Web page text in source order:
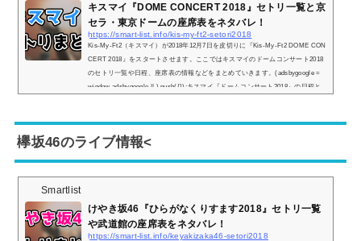
キスマイ『DOME CONCERT 2018』セトリ一覧と京
セラ・東京ドームの座席表をネタバレ！
https://smart-list.info/kis-my-ft2-setori2018
Kis-My-Ft2（キスマイ）が2018年12月7日を皮切りに『Kis-My-Ft2 DOME CON
CERT 2018』をスタートさせます。ここではキスマイのドームコンサート2018
のセトリ一覧や日程、座席表の情報などをまとめていきます。(adsbygoogle =
window.adsbygoogle || ).push({});キスマイ『ドームコンサート2018』の日程と
欅坂46のライブ情報<
Smartlist
けやき坂46『ひらがなくりすます2018』セトリ一覧
や武道館の座席表をネタバレ！
https://smart-list.info/keyakizaka46-setori2018